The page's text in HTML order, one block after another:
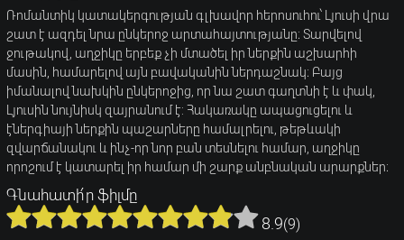
Ռոմանտիկ կատակերգության գլխավոր հերոսուհու՝ Լյուսի վրա
շատ է ազդել նրա ընկերոջ արտահայտությանը։ Տարվելով
ջութակով, աղջիկը երբեք չի մտածել իր ներքին աշխարհի
մասին, համարելով այն բավականին ներդաշնակ։ Բայց
իմանալով նախկին ընկերոջից, որ նա շատ գաղտնի է և փակ,
Լյուսին նույնիսկ զայրանում է: Հակառակը ապացուցելու և
էներգիայի ներքին պաշարները համալրելու, թեթևակի
զվարճանակու և ինչ-որ նոր բան տեսնելու համար, աղջիկը
որոշում է կատարել իր համար մի շարք անբնական արարքներ։
Գնահատի՛ր ֆիլմը
8.9(9)